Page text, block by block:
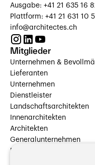
Ausgabe: +41 21 635 16
Plattform: +41 21 631 10
info@architectes.ch
Mitglieder
Unternehmen &
Lieferanten
Unternehmen
Dienstleister
Landschaftsarchitekten
Innenarchitekten
Architekten
Generalunternehmen
Beauftragte Unternehmen